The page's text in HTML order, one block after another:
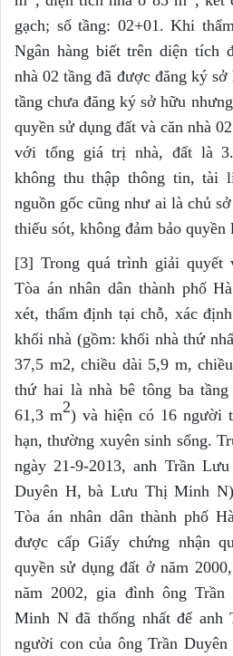
gạch; số tầng: 02+01. Khi
Ngân hàng biết trên diện tích
nhà 02 tầng đã được đăng ký
tầng chưa đăng ký sở hữu
quyền sử dụng đất và căn nhà
với tổng giá trị nhà, đất là
không thu thập thông tin, tài
nguồn gốc cũng như ai là chủ
thiếu sót, không đảm bảo
[3] Trong quá trình giải quyết
Tòa án nhân dân thành phố
xét, thẩm định tại chỗ, xác
khối nhà (gồm: khối nhà thứ
37,5 m2, chiều dài 5,9 m,
thứ hai là nhà bê tông ba
61,3 m2) và hiện có 16 người
hạn, thường xuyên sinh sống.
ngày 21-9-2013, anh Trần
Duyên H, bà Lưu Thị Minh
Tòa án nhân dân thành phố
được cấp Giấy chứng nhận
quyền sử dụng đất ở năm
năm 2002, gia đình ông
Minh N đã thống nhất để anh
người con của ông Trần